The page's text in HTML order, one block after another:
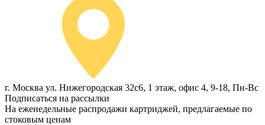
г. Москва ул. Нижегородская 32с6, 1 этаж, офис 4, 9-18, Пн-Вс
Подписаться на рассылки
На еженедельные распродажи картриджей, предлагаемые по
стоковым ценам